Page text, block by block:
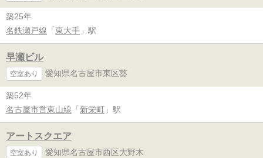
築25年
名鉄瀬戸線 「 東大手 」駅
早瀬ビル
空室あり 愛知県名古屋市東区葵
築52年
名古屋市営東山線 「 新栄町 」駅
アートスクエア
空室あり 愛知県名古屋市西区大野木